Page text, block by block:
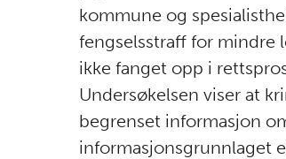
kommune og
fengselsstraff for mindre
ikke fanget opp i
Undersøkelsen viser at
begrenset informasjon
informasjonsgrunnlaget